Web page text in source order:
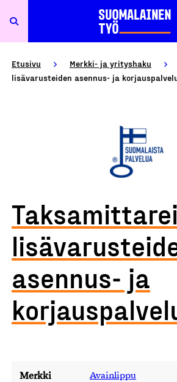
Etusivu Merkki- ja yrityshaku
lisävarusteiden asennus- ja
asennus- ja
Merkki Avainlippu